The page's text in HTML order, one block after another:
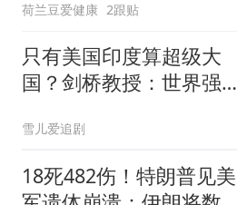
荷兰豆爱健康 2跟贴
只有美国印度算超级大
国？剑桥教授：世界强国
雪儿爱追剧
18死482伤！特朗普见美